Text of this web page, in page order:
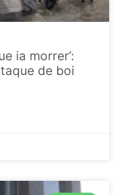
ia morrer’:
de boi